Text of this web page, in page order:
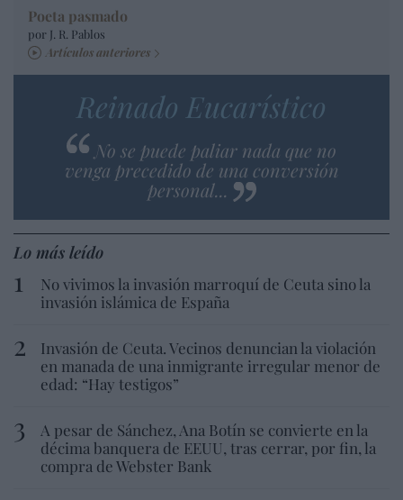
Poeta pasmado
por J. R. Pablos
Artículos anteriores
Reinado Eucarístico
No se puede paliar nada que no
venga precedido de una conversión
personal...
Lo más leído
No vivimos la invasión marroquí de Ceuta sino la
invasión islámica de España
Invasión de Ceuta. Vecinos denuncian la violación
en manada de una inmigrante irregular menor de
edad: “Hay testigos”
A pesar de Sánchez, Ana Botín se convierte en la
décima banquera de EEUU, tras cerrar, por fin, la
compra de Webster Bank